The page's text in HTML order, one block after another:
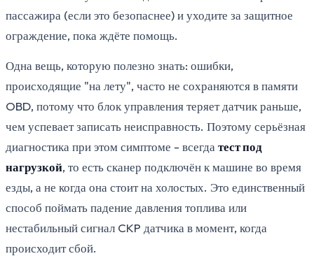
пассажира (если это безопаснее) и уходите за защитное
ограждение, пока ждёте помощь.
Одна вещь, которую полезно знать: ошибки,
происходящие "на лету", часто не сохраняются в памяти
OBD, потому что блок управления теряет датчик раньше,
чем успевает записать неисправность. Поэтому серьёзная
диагностика при этом симптоме - всегда тест под
нагрузкой, то есть сканер подключён к машине во время
езды, а не когда она стоит на холостых. Это единственный
способ поймать падение давления топлива или
нестабильный сигнал CKP датчика в момент, когда
происходит сбой.